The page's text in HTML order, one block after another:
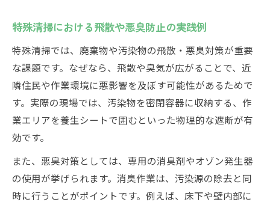
特殊清掃における飛散や悪臭防止の実践例
特殊清掃では、廃棄物や汚染物の飛散・悪臭対策が重要
な課題です。なぜなら、飛散や臭気が広がることで、近
隣住民や作業環境に悪影響を及ぼす可能性があるためで
す。実際の現場では、汚染物を密閉容器に収納する、作
業エリアを養生シートで囲むといった物理的な遮断が有
効です。
また、悪臭対策としては、専用の消臭剤やオゾン発生器
の使用が挙げられます。消臭作業は、汚染源の除去と同
時に行うことがポイントです。例えば、床下や壁内部に